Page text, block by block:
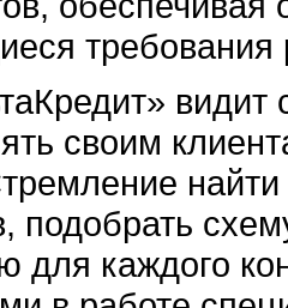
требования
своим
подобрать
для каждого